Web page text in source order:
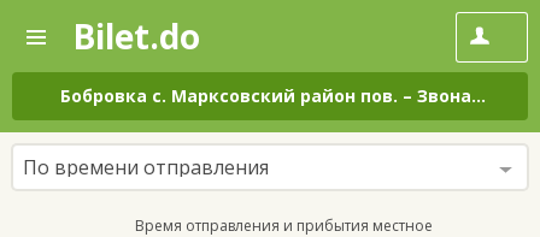
—
Поиск
и
покупка
билетов
на
автобус
онлайн
Bilet.do
Бобровка с. Марксовский район пов. – Звонаревка с. пов.
По времени отправления
Время отправления и прибытия местное